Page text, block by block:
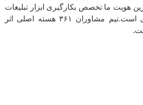
هویت ما تخصص بکارگیری ابزار تبلیغات
در جهت اهداف تجاری است.تیم مشاوران ۳۶۱ هسته اصلی اثر